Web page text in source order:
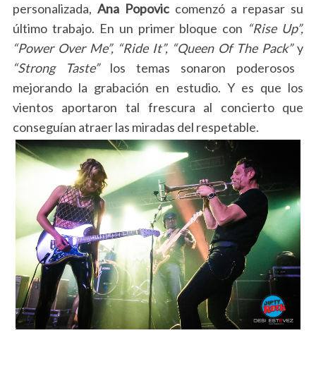
personalizada, Ana Popoviccomenzó a repasar su
último trabajo. En un primer bloque con “Rise Up”,
“Power Over Me”, “Ride It”, “Queen Of The Pack”y
“Strong Taste”los temas sonaron poderosos
mejorando la grabación en estudio. Y es que los
vientos aportaron tal frescura al concierto que
conseguían atraer las miradas del respetable.